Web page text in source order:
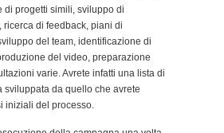
di progetti simili, sviluppo di
ricerca di feedback, piani di
del team, identificazione di
del video, preparazione
varie. Avrete infatti una lista di
sviluppata da quello che avrete
iniziali del processo.